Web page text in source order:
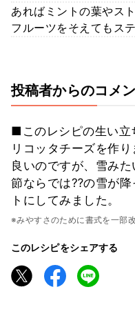
あればミントの葉やス
フルーツをそえてもス
投稿者からのコメ
■このレシピの生い立
リコッタチーズを作
良いのですが、雪み
節ならでは⁇の雪が降
トにしてみました。
※みやすさのために書式を一部
このレシピをシェアする